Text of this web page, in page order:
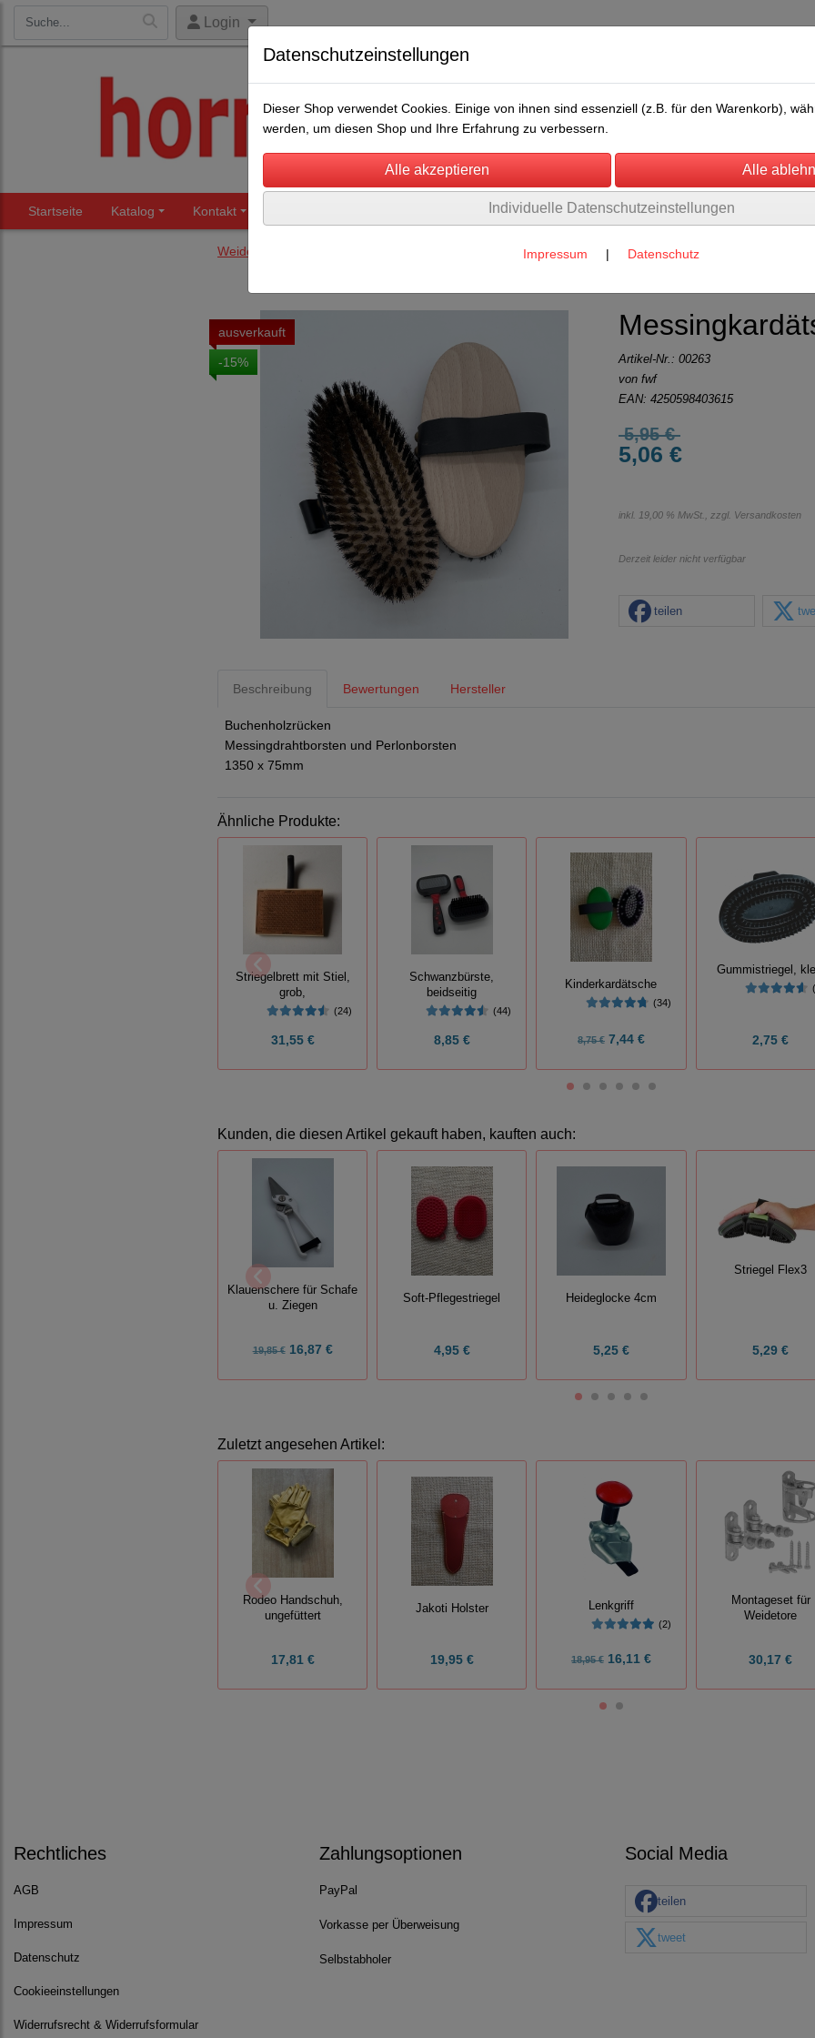
Login
Startseite Katalog Kontakt Über uns Umwelt Rechtliches
Weidezaun Restposten und anderes
ausverkauft
-15% Artikel-Nr.: 00263
von fwf
EAN: 4250598403615
5,95 €
5,06 €
inkl. 19,00 % MwSt., zzgl. Versandkosten
Derzeit leider nicht verfügbar
teilen
Beschreibung Bewertungen Hersteller
Buchenholzrücken
Messingdrahtborsten und Perlonborsten
1350 x 75mm
Ähnliche Produkte:
Striegelbrett mit Stiel,
grob,
(24)
31,55 €
Schwanzbürste,
beidseitig
(44)
8,85 €
Kinderkardätsche
(34)
8,75 €7,44 €
Gummistriegel,
2,75 €
Kunden, die diesen Artikel gekauft haben, kauften auch:
Klauenschere für Schafe
u. Ziegen
19,85 €16,87 €
Soft-Pflegestriegel
4,95 €
Heideglocke 4cm
5,25 €
Striegel Flex3
5,29 €
Zuletzt angesehen Artikel:
Rodeo Handschuh,
ungefüttert
17,81 €
Jakoti Holster
19,95 €
Lenkgriff
(2)
18,95 €16,11 €
Montageset für
Weidetore
30,17 €
Rechtliches
AGB
Impressum
Datenschutz
Cookieeinstellungen
Widerrufsrecht & Widerrufsformular
Zahlungsoptionen
PayPal
Vorkasse per Überweisung
Selbstabholer
Social Media
teilen
tweet
Datenschutzeinstellungen
Dieser Shop verwendet Cookies. Einige von ihnen sind essenziell (z.B. für den Warenkorb),
werden, um diesen Shop und Ihre Erfahrung zu verbessern.
Individuelle Datenschutzeinstellungen
Impressum | Datenschutz